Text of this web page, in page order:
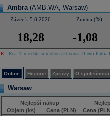
Ambra (AMB.WA, Warsaw)
Závěr k 5.8.2026 Změna (%)
18,28 -1,08
R - Real-Time data si mohou aktivovat klienti
Online Historie Zprávy O společnosti
Warsaw
Nejlepší nákup
Objem (ks)
Cena (PLN)
Cena